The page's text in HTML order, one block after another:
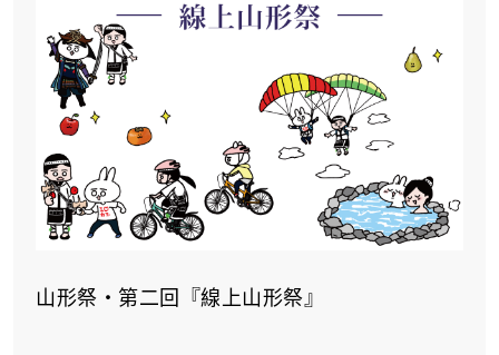
山形祭‧第二回『線上山形祭』